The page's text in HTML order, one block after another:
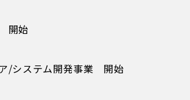
開始
/システム開発事業 開始